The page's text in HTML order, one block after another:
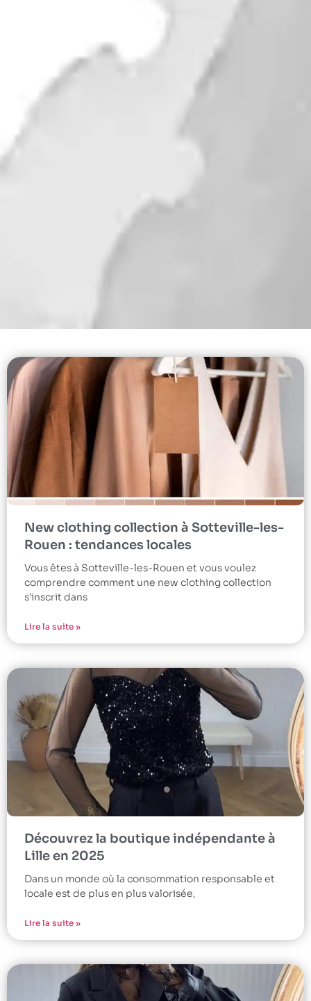
New clothing collection à Sotteville-les-
Rouen : tendances locales
Vous êtes à Sotteville-les-Rouen et vous voulez
comprendre comment une new clothing collection
s’inscrit dans
Lire la suite »
Découvrez la boutique indépendante à
Lille en 2025
Dans un monde où la consommation responsable et
locale est de plus en plus valorisée,
Lire la suite »